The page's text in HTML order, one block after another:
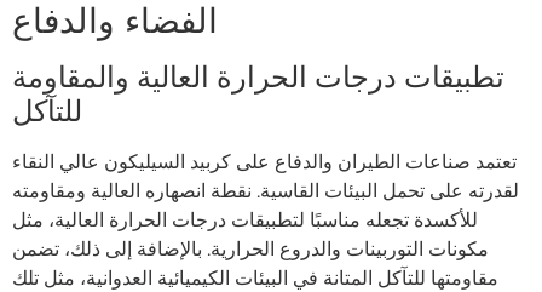
الفضاء والدفاع
تطبيقات درجات الحرارة العالية والمقاومة
للتآكل
تعتمد صناعات الطيران والدفاع على كربيد السيليكون عالي النقاء
لقدرته على تحمل البيئات القاسية. نقطة انصهاره العالية ومقاومته
للأكسدة تجعله مناسبًا لتطبيقات درجات الحرارة العالية، مثل
مكونات التوربينات والدروع الحرارية. بالإضافة إلى ذلك، تضمن
مقاومتها للتآكل المتانة في البيئات الكيميائية العدوانية، مثل تلك